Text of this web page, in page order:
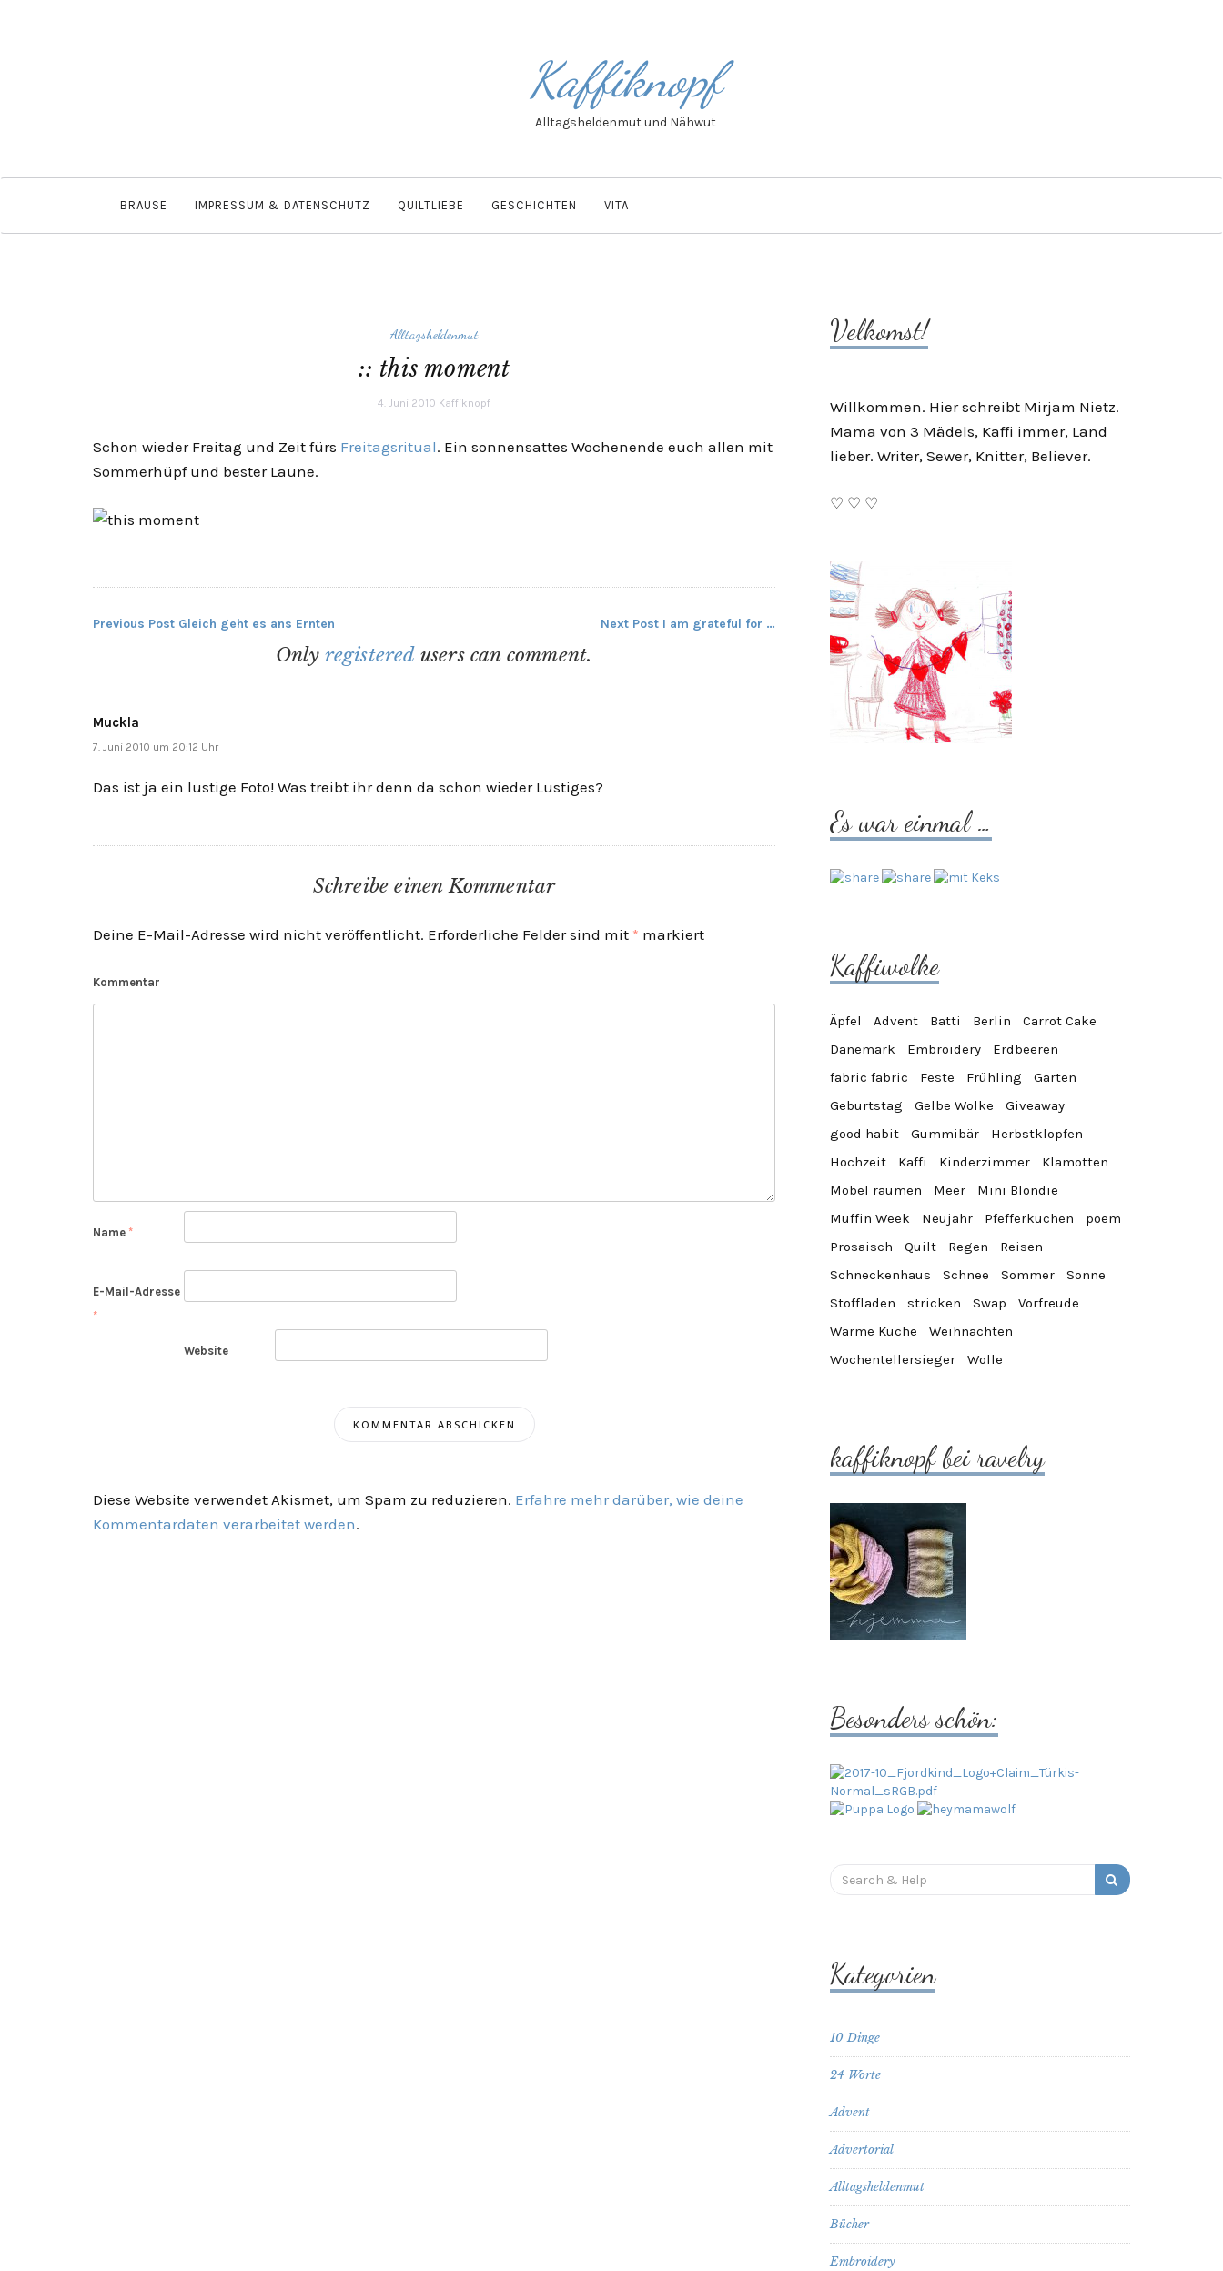
Kaffiknopf
Alltagsheldenmut und Nähwut
BRAUSE IMPRESSUM & DATENSCHUTZ QUILTLIEBE GESCHICHTEN VITA
Alltagsheldenmut
:: this moment
4. Juni 2010 Kaffiknopf
Schon wieder Freitag und Zeit fürs Freitagsritual. Ein sonnensattes Wochenende euch allen mit
Sommerhüpf und bester Laune.
Beitragsnavigation
Previous Post Gleich geht es ans Ernten Next Post I am grateful for …
Only registered users can comment.
Muckla
7. Juni 2010 um 20:12 Uhr
Das ist ja ein lustige Foto! Was treibt ihr denn da schon wieder Lustiges?
Schreibe einen Kommentar
Deine E-Mail-Adresse wird nicht veröffentlicht. Erforderliche Felder sind mit * markiert
Kommentar
Name *
E-Mail-Adresse
*
Website
Diese Website verwendet Akismet, um Spam zu reduzieren. Erfahre mehr darüber, wie deine
Kommentardaten verarbeitet werden.
Velkomst!
Willkommen. Hier schreibt Mirjam Nietz.
Mama von 3 Mädels, Kaffi immer, Land
lieber. Writer, Sewer, Knitter, Believer.
♡ ♡ ♡
Es war einmal …
Kaffiwolke
Äpfel Advent Batti Berlin
Carrot Cake
Dänemark
Embroidery
Erdbeeren
fabric fabric
Feste Frühling
Garten
Geburtstag
Gelbe Wolke
Giveaway
good habit
Gummibär
Herbstklopfen
Hochzeit
Kaffi Kinderzimmer
Klamotten
Möbel räumen
Meer
Mini Blondie
Muffin Week
Neujahr Pfefferkuchen
poem
Prosaisch
Quilt Regen
Reisen
Schneckenhaus
Schnee Sommer
Sonne
Stoffladen
stricken Swap
Vorfreude
Warme Küche
Weihnachten
Wochentellersieger
Wolle
kaffiknopf bei ravelry
Besonders schön:
Search
for:
Kategorien
10 Dinge
24 Worte
Advent
Advertorial
Alltagsheldenmut
Bücher
Embroidery